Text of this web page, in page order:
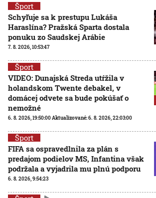
Šport
Schyľuje sa k prestupu Lukáša
Haraslína? Pražská Sparta dostala
ponuku zo Saudskej Arábie
7. 8. 2026, 10:53:47
Šport
VIDEO: Dunajská Streda utŕžila v
holandskom Twente debakel, v
domácej odvete sa bude pokúšať o
nemožné
6. 8. 2026, 19:50:00 Aktualizované:6. 8. 2026, 22:03:00
Šport
FIFA sa ospravedlnila za plán s
predajom podielov MS, Infantina však
podržala a vyjadrila mu plnú podporu
6. 8. 2026, 9:54:23